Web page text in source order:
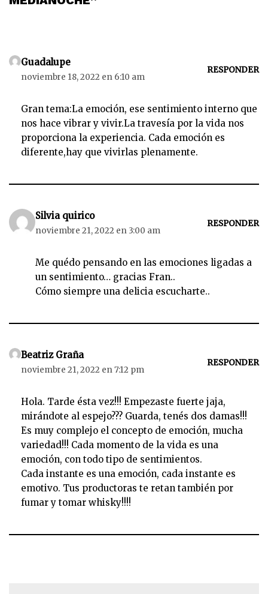
o
a
Guadalupe
noviembre 18, 2022 en 6:10 am
RESPONDER
Gran tema:La emoción, ese sentimiento interno que
nos hace vibrar y vivir.La travesía por la vida nos
proporciona la experiencia. Cada emoción es
diferente,hay que vivirlas plenamente.
Silvia quirico
noviembre 21, 2022 en 3:00 am
RESPONDER
Me quédo pensando en las emociones ligadas a
un sentimiento… gracias Fran..
Cómo siempre una delicia escucharte..
Beatriz Graña
noviembre 21, 2022 en 7:12 pm
RESPONDER
Hola. Tarde ésta vez!!! Empezaste fuerte jaja,
mirándote al espejo??? Guarda, tenés dos damas!!!
Es muy complejo el concepto de emoción, mucha
variedad!!! Cada momento de la vida es una
emoción, con todo tipo de sentimientos.
Cada instante es una emoción, cada instante es
emotivo. Tus productoras te retan también por
fumar y tomar whisky!!!!